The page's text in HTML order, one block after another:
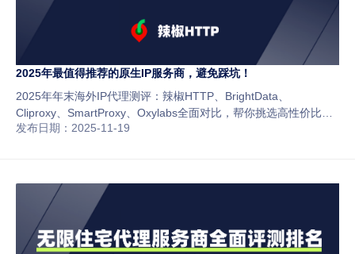
2025年最值得推荐的原生IP服务商，避免踩坑！
2025年年末海外IP代理测评：辣椒HTTP、BrightData、
Cliproxy、SmartProxy、Oxylabs全面对比，帮你挑选高性价比、
稳定可靠的原生IP服务，提升跨境电商、社媒运营与数据采集效
发布日期：2025-11-19